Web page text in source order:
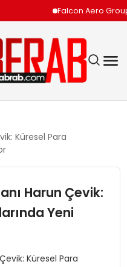
Falcon Aero Group,
Küresel Para
Harun Çevik:
Yeni
Küresel Para